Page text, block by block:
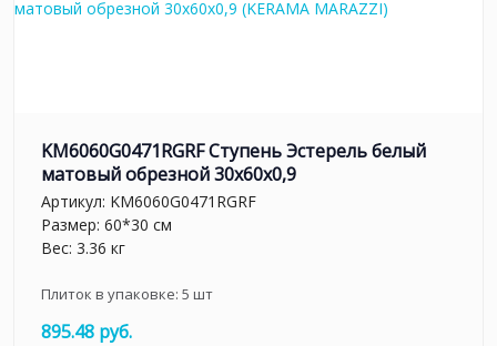
KM6060G0471RGRF Ступень Эстерель белый
матовый обрезной 30x60x0,9
Артикул: KM6060G0471RGRF
Размер: 60*30 см
Вес: 3.36 кг
Плиток в упаковке: 5 шт
895.48 руб.